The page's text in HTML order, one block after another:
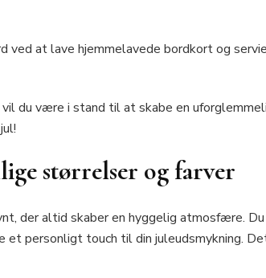
ved at lave hjemmelavede bordkort og
du være i stand til at skabe en
størrelser og farver
der altid skaber en hyggelig atmosfære.
personligt touch til din juleudsmykning.